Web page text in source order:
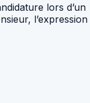
lors d’un
l’expression